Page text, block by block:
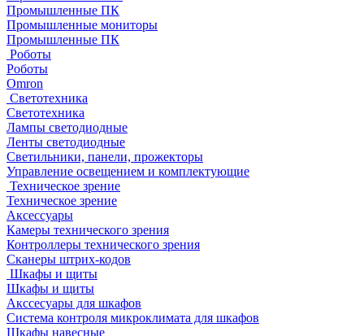
Промышленные ПК
Промышленные мониторы
Промышленные ПК
Роботы
Роботы
Omron
Светотехника
Светотехника
Лампы светодиодные
Ленты светодиодные
Светильники, панели, прожекторы
Управление освещением и комплектующие
Техническое зрение
Техническое зрение
Аксессуары
Камеры технического зрения
Контроллеры технического зрения
Сканеры штрих-кодов
Шкафы и щиты
Шкафы и щиты
Акссесуары для шкафов
Система контроля микроклимата для шкафов
Шкафы навесные